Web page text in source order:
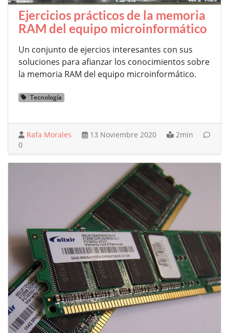
Ejercicios prácticos de la memoria
RAM del equipo microinformático
Un conjunto de ejercios interesantes con sus
soluciones para afianzar los conocimientos sobre
la memoria RAM del equipo microinformático.
Tecnología
Rafa Morales 13 Noviembre 2020
2min
0